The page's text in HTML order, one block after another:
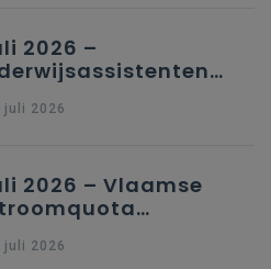
2026 –
juli 2026
2026 – Vlaamse
RIZIV-
juli 2026